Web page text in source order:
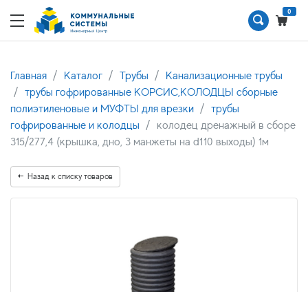
0
Главная Каталог Трубы
Канализационные трубы
трубы гофрированные КОРСИС,КОЛОДЦЫ сборные
полиэтиленовые и МУФТЫ для врезки
трубы
гофрированные и колодцы
колодец дренажный в сборе
315/277,4 (крышка, дно, 3 манжеты на d110 выходы) 1м
Назад к списку товаров